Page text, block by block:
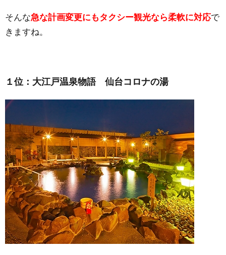
そんな急な計画変更にもタクシー観光なら柔軟に対応で
きますね。
１位：大江戸温泉物語 仙台コロナの湯